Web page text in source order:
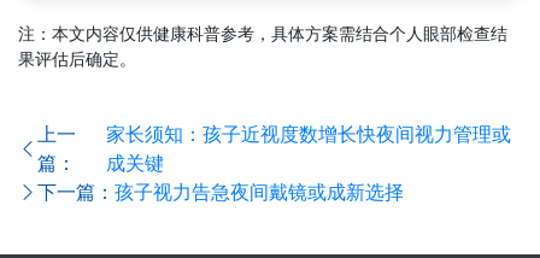
注：本文内容仅供健康科普参考，具体方案需结合个人眼部检查结
果评估后确定。
上一
篇：
家长须知：孩子近视度数增长快夜间视力管理或
成关键
下一篇： 孩子视力告急夜间戴镜或成新选择